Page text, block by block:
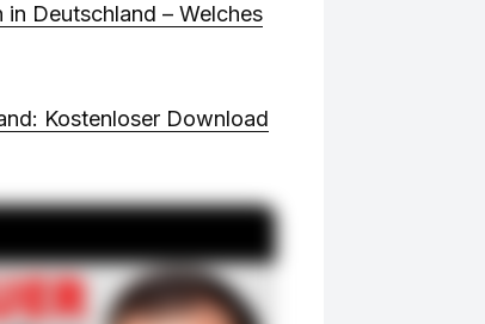
in Deutschland – Welches
Kostenloser Download